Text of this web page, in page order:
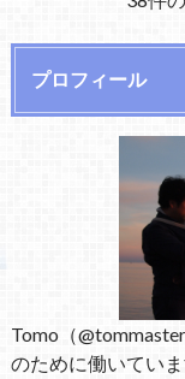
プロフィール
Tomo（
のために働いてい